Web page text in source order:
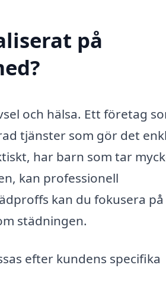
på
och hälsa. Ett företag
tjänster som gör det
har barn som tar
kan professionell
kan du fokusera
städningen.
efter kundens specifika